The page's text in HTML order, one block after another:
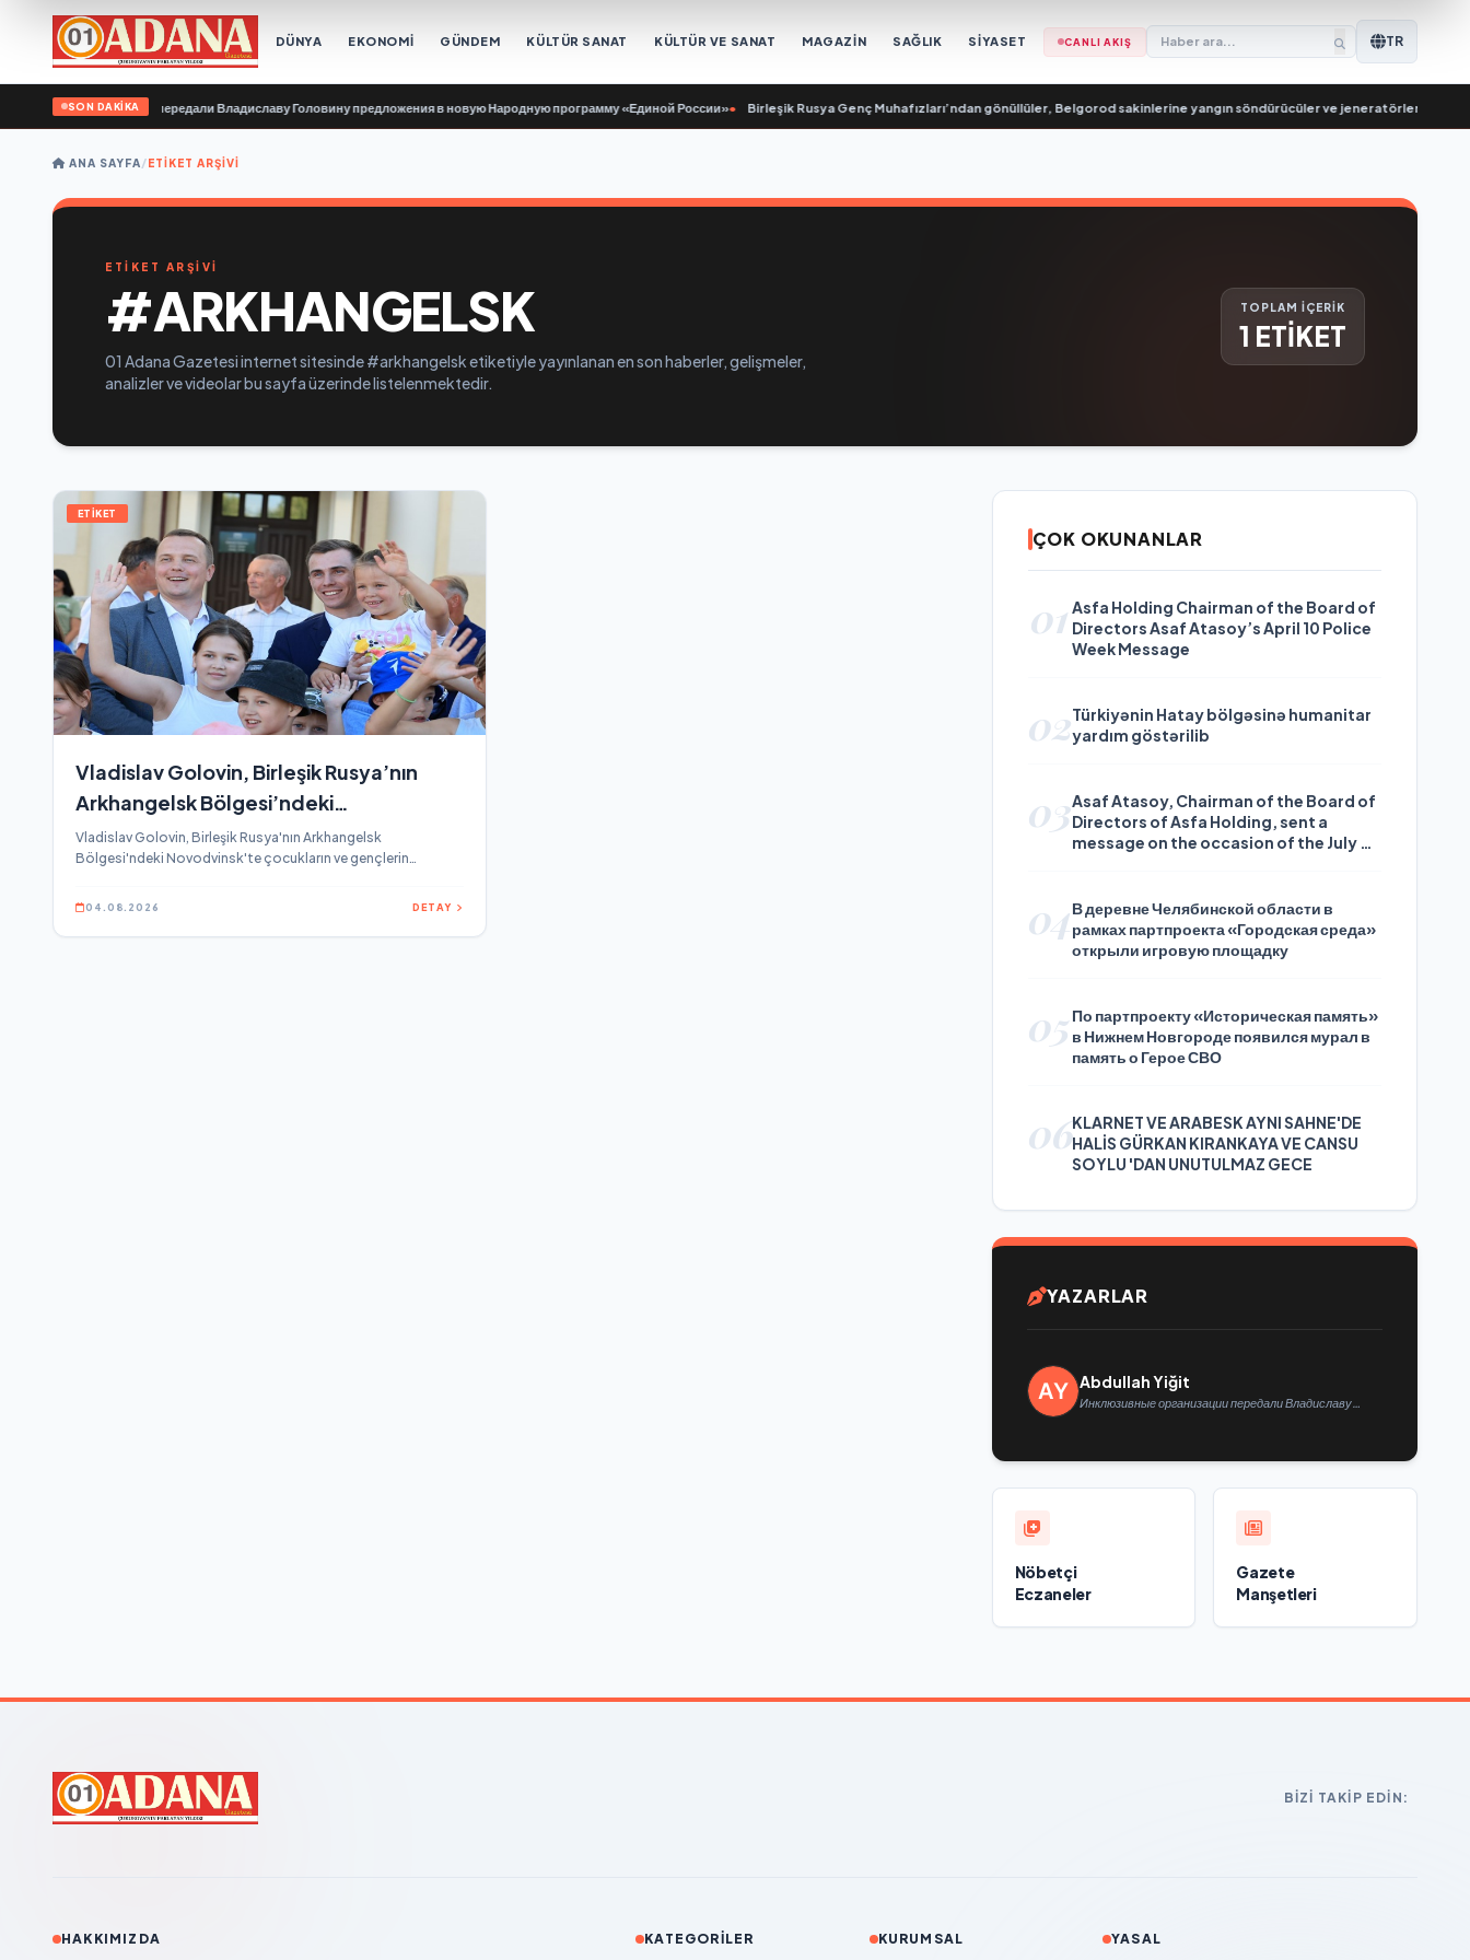
DÜNYA EKONOMİ GÜNDEM KÜLTÜR SANAT KÜLTÜR VE SANAT MAGAZİN SAĞLIK SİYASET CANLI AKIŞ TR
SON DAKİKA
организации передали Владиславу Головину предложения в новую Народную программу «Единой России»• Birleşik Rusya Genç Muhafızları’ndan gönüllüler, Belgorod sakinlerine yangın söndürücüler ve jeneratörler konusunda
ANA SAYFA/ETIKET ARŞIVI
ETİKET ARŞİVİ
#ARKHANGELSK
01 Adana Gazetesi internet sitesinde #arkhangelsk etiketiyle yayınlanan en son haberler, gelişmeler,
analizler ve videolar bu sayfa üzerinde listelenmektedir.
TOPLAM İÇERİK
1 ETİKET
ETİKET
Vladislav Golovin, Birleşik Rusya’nın
Arkhangelsk Bölgesi’ndeki
Novodvinsk’te çocukların ve gençlerin
yaratıcılığını desteklemeye yönelik
Vladislav Golovin, Birleşik Rusya'nın Arkhangelsk
Bölgesi'ndeki Novodvinsk'te çocukların ve gençlerin
çekti.
04.08.2026 DETAY
ÇOK OKUNANLAR
01 Asfa Holding Chairman of the Board of
Directors Asaf Atasoy’s April 10 Police
Week Message
02Türkiyənin Hatay bölgəsinə humanitar
yardım göstərilib
03Asaf Atasoy, Chairman of the Board of
Directors of Asfa Holding, sent a
message on the occasion of the July 24
04В деревне Челябинской области в
рамках партпроекта «Городская среда»
открыли игровую площадку
05 По партпроекту «Историческая память»
в Нижнем Новгороде появился мурал в
память о Герое СВО
06KLARNET VE ARABESK AYNI SAHNE'DE
HALİS GÜRKAN KIRANKAYA VE CANSU
SOYLU 'DAN UNUTULMAZ GECE
YAZARLAR
Abdullah Yiğit
Инклюзивные организации передали Владиславу
Nöbetçi
Eczaneler
Gazete
Manşetleri
BIZI TAKIP EDIN:
HAKKIMIZDA KATEGORILER KURUMSAL YASAL